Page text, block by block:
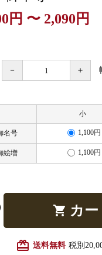
半装
仏具
円 〜 2,090円
－ ＋
小
名号 1,100円
絵増 1,100円
shopping_cart カ
card_giftcard 送料無料 税別